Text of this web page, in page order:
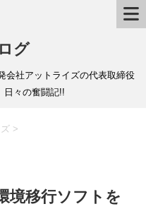
グ
会社アットライズの代表取締役
日々の奮闘記!!
>
境移行ソフトを